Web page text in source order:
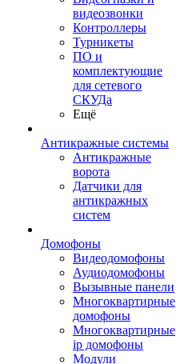
видеозвонки
Контроллеры
Турникеты
ПО и
комплектующие
для сетевого
СКУДа
Ещё
Антикражные системы
Антикражные
ворота
Датчики для
антикражных
систем
Домофоны
Видеодомофоны
Аудиодомофоны
Вызывные панели
Многоквартирные
домофоны
Многоквартирные
ip домофоны
Модули